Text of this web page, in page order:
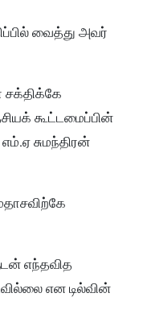
வைத்து அவர்
சக்திக்கே
கூட்டமைப்பின்
சுமந்திரன்
எந்தவித
என டில்வின்